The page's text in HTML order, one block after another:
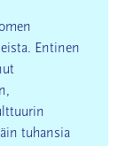
Entinen
tuhansia